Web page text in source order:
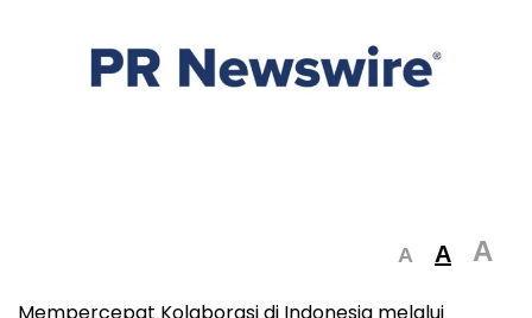
A A A
Mempercepat Kolaborasi di Indonesia melalui